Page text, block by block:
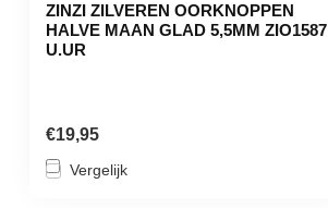
ZINZI ZILVEREN OORKNOPPEN
HALVE MAAN GLAD 5,5MM ZIO1587
U.UR
€19,95
Vergelijk